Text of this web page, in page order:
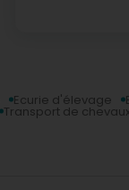
Ecurie d'élevage
Transport de chevaux